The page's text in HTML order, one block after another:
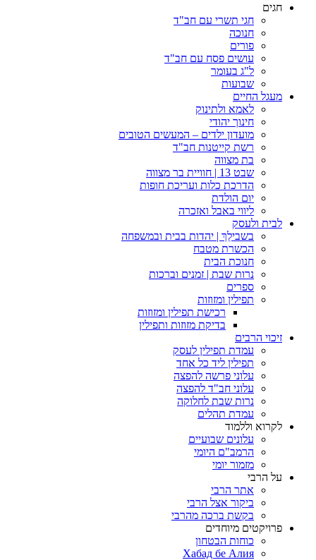
חגים
חגי תשרי עם חב"ד
חנוכה
פורים
עושים פסח עם חב"ד
ל"ג בעומר
שבועות
מעגל החיים
לאמא ולתינוק
חינוך יהודי
מועדון ילדים – המעשים הטובים
רשת קייטנות חב"ד
בת מצווה
שבט 13 | חוויית בר מצווה
הדרכת כלות ועריכת חופות​
יום הולדת
ליווי באבל ואזכרה
לבית ולעסק
בשבילֵךְ | יהדות בבית ובמשפחה
הכשרת מטבח
חנוכת הבית
נרות שבת | זמנים וברכות
ספרים
תפילין ומזוזות
רכישת תפילין ומזוזות
בדיקת מזוזות ותפילין
זיכוי הרבים
עמדת תפילין לעסק
תפילין ליד כל אחד
עלוני פרשה להפצה
עלוני חב"ד להפצה
נרות שבת לחלוקה
עמדת תהלים
לקרוא וללמוד
עלונים שבועיים
הרמב"ם היומי
מזמור יומי
על הרבי
אתר הרבי
ביקור אצל הרבי
בקשת ברכה מהרבי
פרויקטים מיוחדים
כוחות הבטחון
Хабад бе Алия